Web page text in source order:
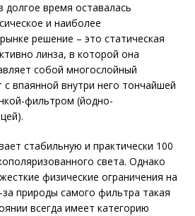
долгое время оставалась
и наиболее
решение – это статическая
линза, в которой она
собой многослойный
впаянной внутри него тончайшей
фильтром (йодно-
стабильную и практически 100
света. Однако
физические ограничения на
природы самого фильтра такая
всегда имеет категорию